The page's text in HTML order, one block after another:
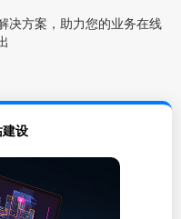
决方案，助力您的业务在线
建设